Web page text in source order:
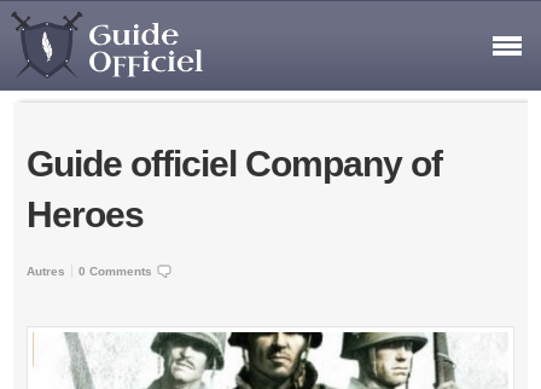
Guide officiel Company of
Heroes
Autres 0 Comments